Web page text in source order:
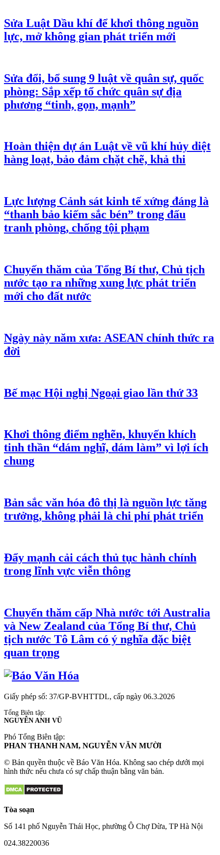
Sửa Luật Dầu khí để khơi thông nguồn
lực, mở không gian phát triển mới
Sửa đổi, bổ sung 9 luật về quân sự, quốc
phòng: Sắp xếp tổ chức quân sự địa
phương “tinh, gọn, mạnh”
Hoàn thiện dự án Luật về vũ khí hủy diệt
hàng loạt, bảo đảm chặt chẽ, khả thi
Lực lượng Cảnh sát kinh tế xứng đáng là
“thanh bảo kiếm sắc bén” trong đấu
tranh phòng, chống tội phạm
Chuyến thăm của Tổng Bí thư, Chủ tịch
nước tạo ra những xung lực phát triển
mới cho đất nước
Ngày này năm xưa: ASEAN chính thức ra
đời
Bế mạc Hội nghị Ngoại giao lần thứ 33
Khơi thông điểm nghẽn, khuyến khích
tinh thần “dám nghĩ, dám làm” vì lợi ích
chung
Bản sắc văn hóa đô thị là nguồn lực tăng
trưởng, không phải là chi phí phát triển
Đẩy mạnh cải cách thủ tục hành chính
trong lĩnh vực viễn thông
Chuyến thăm cấp Nhà nước tới Australia
và New Zealand của Tổng Bí thư, Chủ
tịch nước Tô Lâm có ý nghĩa đặc biệt
quan trọng
Giấy phép số: 37/GP-BVHTTDL, cấp ngày 06.3.2026
Tổng Biên tập:
NGUYỄN ANH VŨ
Phó Tổng Biên tập:
PHAN THANH NAM, NGUYỄN VĂN MƯỜI
© Bản quyền thuộc về Báo Văn Hóa. Không sao chép dưới mọi
hình thức nếu chưa có sự chấp thuận bằng văn bản.
Tòa soạn
Số 141 phố Nguyễn Thái Học, phường Ô Chợ Dừa, TP Hà Nội
024.38220036